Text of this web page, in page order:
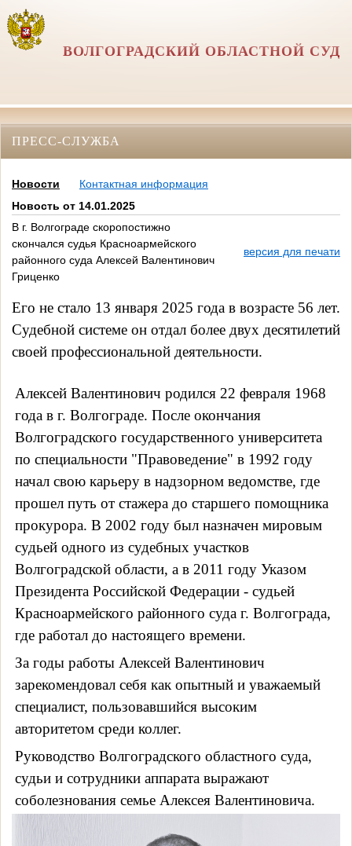
ВОЛГОГРАДСКИЙ ОБЛАСТНОЙ СУД
ПРЕСС-СЛУЖБА
Новости
Контактная информация
Новость от 14.01.2025
В г. Волгограде скоропостижно
скончался судья Красноармейского
районного суда Алексей Валентинович
Гриценко
версия для печати
Его не стало 13 января 2025 года в возрасте 56 лет.
Судебной системе он отдал более двух десятилетий
своей профессиональной деятельности.
Алексей Валентинович родился 22 февраля 1968
года в г. Волгограде. После окончания
Волгоградского государственного университета
по специальности "Правоведение" в 1992 году
начал свою карьеру в надзорном ведомстве, где
прошел путь от стажера до старшего помощника
прокурора. В 2002 году был назначен мировым
судьей одного из судебных участков
Волгоградской области, а в 2011 году Указом
Президента Российской Федерации - судьей
Красноармейского районного суда г. Волгограда,
где работал до настоящего времени.
За годы работы Алексей Валентинович
зарекомендовал себя как опытный и уважаемый
специалист, пользовавшийся высоким
авторитетом среди коллег.
Руководство Волгоградского областного суда,
судьи и сотрудники аппарата выражают
соболезнования семье Алексея Валентиновича.